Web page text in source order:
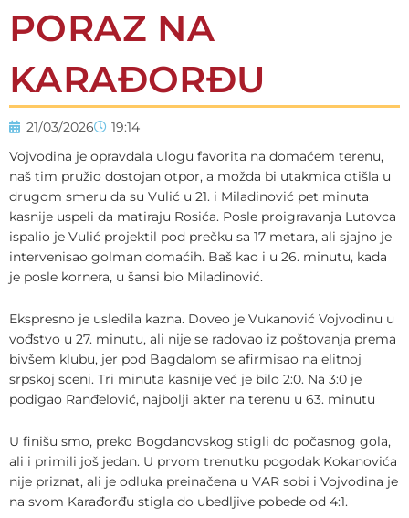
PORAZ NA
KARAĐORĐU
21/03/2026
19:14
Vojvodina je opravdala ulogu favorita na domaćem terenu,
naš tim pružio dostojan otpor, a možda bi utakmica otišla u
drugom smeru da su Vulić u 21. i Miladinović pet minuta
kasnije uspeli da matiraju Rosića. Posle proigravanja Lutovca
ispalio je Vulić projektil pod prečku sa 17 metara, ali sjajno je
intervenisao golman domaćih. Baš kao i u 26. minutu, kada
je posle kornera, u šansi bio Miladinović.
Ekspresno je usledila kazna. Doveo je Vukanović Vojvodinu u
vođstvo u 27. minutu, ali nije se radovao iz poštovanja prema
bivšem klubu, jer pod Bagdalom se afirmisao na elitnoj
srpskoj sceni. Tri minuta kasnije već je bilo 2:0. Na 3:0 je
podigao Ranđelović, najbolji akter na terenu u 63. minutu
U finišu smo, preko Bogdanovskog stigli do počasnog gola,
ali i primili još jedan. U prvom trenutku pogodak Kokanovića
nije priznat, ali je odluka preinačena u VAR sobi i Vojvodina je
na svom Karađorđu stigla do ubedljive pobede od 4:1.